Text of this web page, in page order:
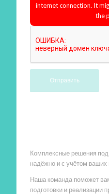
internet connection. It
the
Комплексные решения
надёжно и с учётом ваших
Наша команда поможет
подготовки и реализации